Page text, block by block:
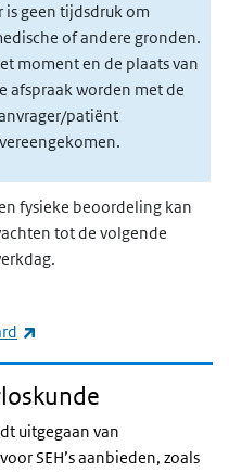
is geen tijdsdruk om
of andere gronden.
moment en de plaats van
afspraak worden met de
patiënt
fysieke beoordeling kan
tot de volgende
uitgegaan van
SEH’s aanbieden, zoals